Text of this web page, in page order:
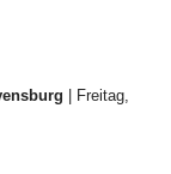
| Freitag,